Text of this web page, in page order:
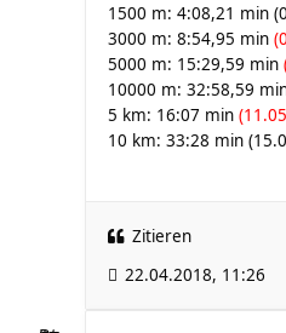
1500 m: 4:08,21 min
3000 m: 8:54,95 min
5000 m: 15:29,59 min
10000 m: 32:58,59
5 km: 16:07 min
10 km: 33:28 min
Zitieren
22.04.2018, 11:26